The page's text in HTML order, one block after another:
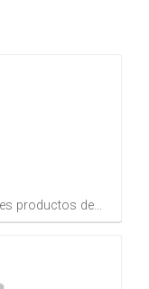
productos de…